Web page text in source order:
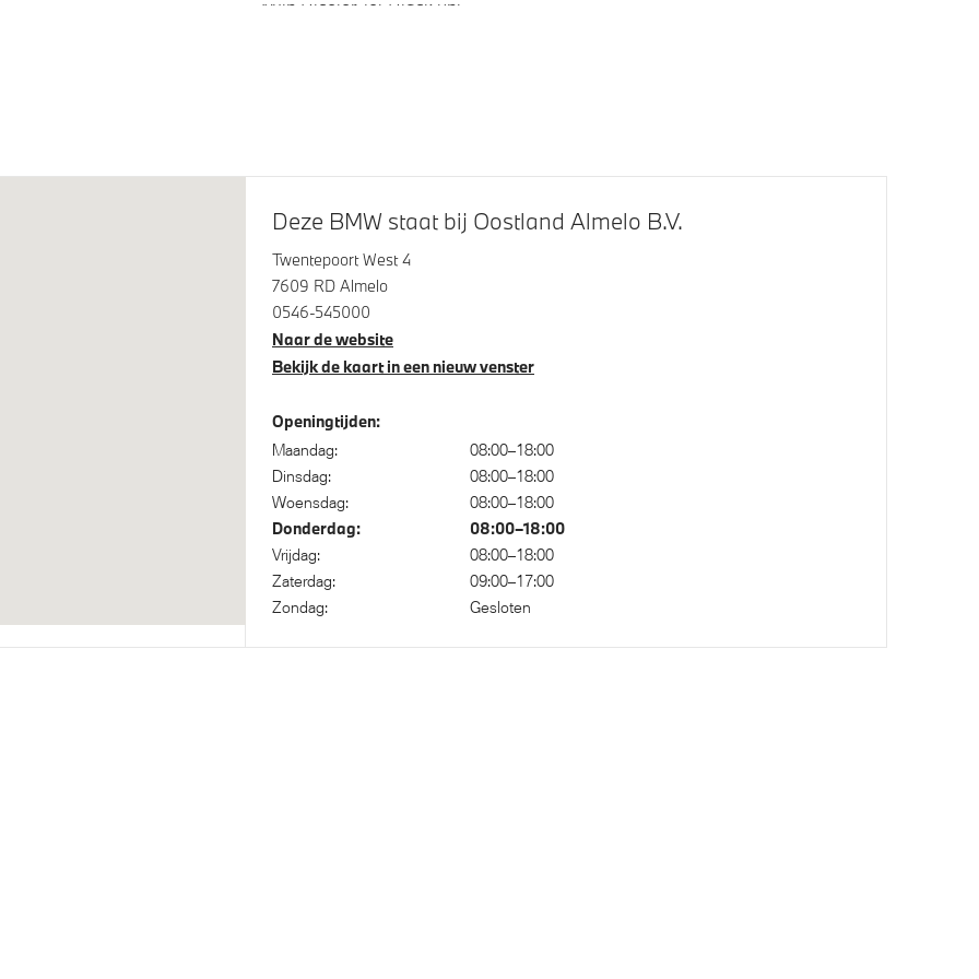
M)in Bicolor Jet Black uni
Automatisch dimmende binnen- en
M Sportonderstel
Variable Sport Steering
Deze BMW staat bij Oostland Almelo B.V.
Twentepoort West 4
7609 RD Almelo
0546-545000
Naar de website
Bekijk de kaart in een nieuw venster
Openingtijden:
Maandag:
08:00–18:00
Dinsdag:
08:00–18:00
Woensdag:
08:00–18:00
Donderdag: 08:00–18:00
Vrijdag:
08:00–18:00
Zaterdag:
09:00–17:00
Zondag:
Gesloten